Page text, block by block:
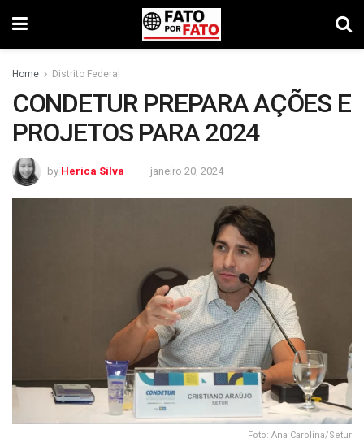
Home Distrito Federal
CONDETUR PREPARA AÇÕES E
PROJETOS PARA 2024
by Herica Silva janeiro 20, 2024
Foto: Ana Carolina/Setur